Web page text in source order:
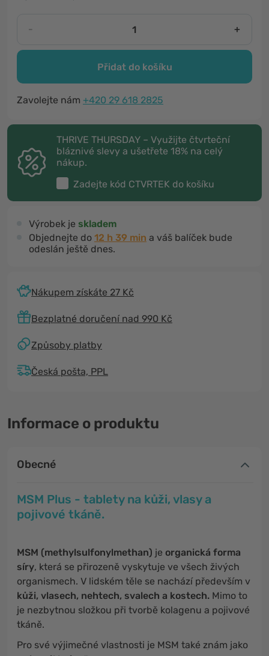
- +
Přidat do košíku
Zavolejte nám +420 29 618 2825
THRIVE THURSDAY – Využijte čtvrteční
bláznivé slevy a ušetřete 18% na celý
nákup.
Zadejte kód CTVRTEK do košíku
Výrobek je skladem
Objednejte do 12 h 39 min a váš balíček bude
odeslán ještě dnes.
Nákupem získáte 27 Kč
Bezplatné doručení nad 990 Kč
Způsoby platby
Česká pošta, PPL
Informace o produktu
Obecné
MSM Plus - tablety na kůži, vlasy a
pojivové tkáně.
MSM (methylsulfonylmethan) je organická forma
síry, která se přirozeně vyskytuje ve všech živých
organismech. V lidském těle se nachází především v
kůži, vlasech, nehtech, svalech a kostech. Mimo to
je nezbytnou složkou při tvorbě kolagenu a pojivové
tkáně.
Pro své výjimečné vlastnosti je MSM také znám jako